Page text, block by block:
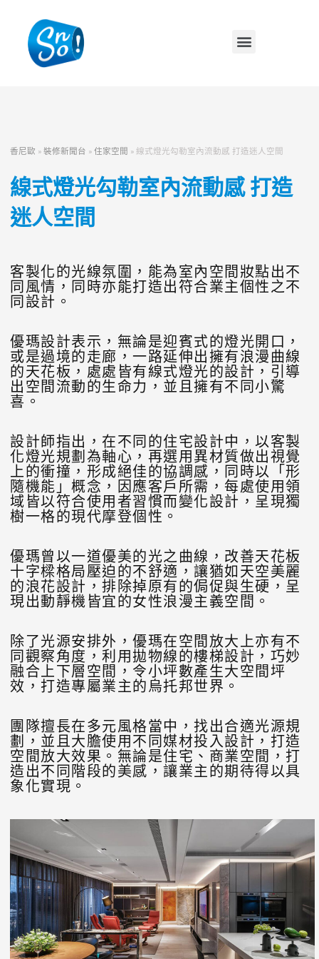
香尼歐 »裝修新聞台 »住家空間 » 線式燈光勾勒室內流動感 打造迷人空間
線式燈光勾勒室內流動感 打造
迷人空間
客製化的光線氛圍，能為室內空間妝點出不
同風情，同時亦能打造出符合業主個性之不
同設計。
優瑪設計表示，無論是迎賓式的燈光開口，
或是過境的走廊，一路延伸出擁有浪漫曲線
的天花板，處處皆有線式燈光的設計，引導
出空間流動的生命力，並且擁有不同小驚
喜。
設計師指出，在不同的住宅設計中，以客製
化燈光規劃為軸心，再選用異材質做出視覺
上的衝撞，形成絕佳的協調感，同時以「形
隨機能」概念，因應客戶所需，每處使用領
域皆以符合使用者習慣而變化設計，呈現獨
樹一格的現代摩登個性。
優瑪曾以一道優美的光之曲線，改善天花板
十字樑格局壓迫的不舒適，讓猶如天空美麗
的浪花設計，排除掉原有的侷促與生硬，呈
現出動靜機皆宜的女性浪漫主義空間。
除了光源安排外，優瑪在空間放大上亦有不
同觀察角度，利用拋物線的樓梯設計，巧妙
融合上下層空間，令小坪數產生大空間坪
效，打造專屬業主的烏托邦世界。
團隊擅長在多元風格當中，找出合適光源規
劃，並且大膽使用不同媒材投入設計，打造
空間放大效果。無論是住宅、商業空間，打
造出不同階段的美感，讓業主的期待得以具
象化實現。